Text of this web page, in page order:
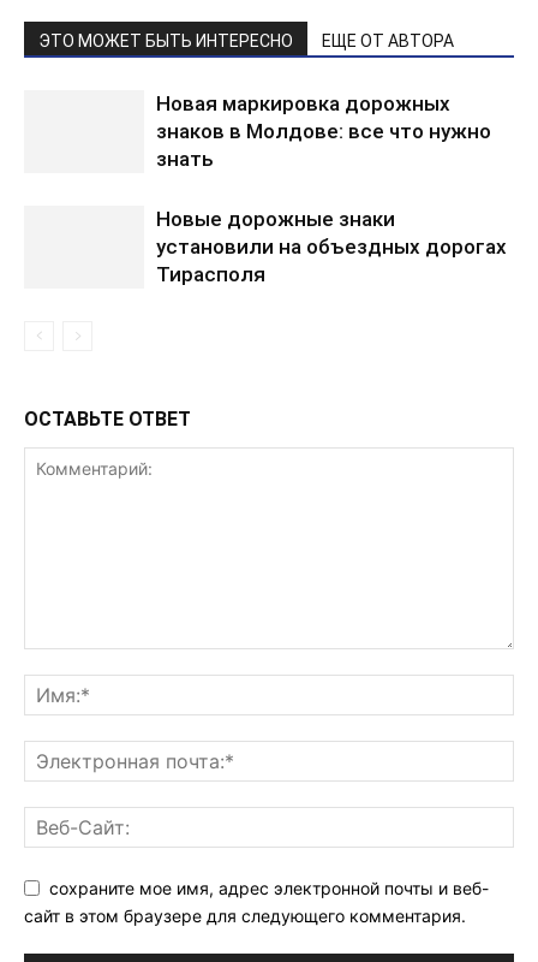
ЭТО МОЖЕТ БЫТЬ ИНТЕРЕСНО ЕЩЕ ОТ АВТОРА
Новая маркировка дорожных
знаков в Молдове: все что нужно
знать
Новые дорожные знаки
установили на объездных дорогах
Тирасполя
ОСТАВЬТЕ ОТВЕТ
сохраните мое имя, адрес электронной почты и веб-
сайт в этом браузере для следующего комментария.